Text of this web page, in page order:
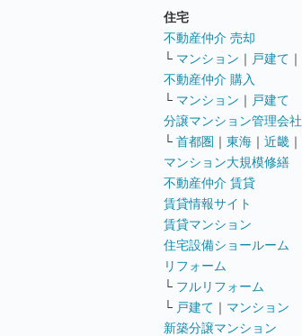
住宅
不動産仲介 売却
└ マンション ｜ 戸建て ｜
不動産仲介 購入
└ マンション ｜ 戸建て
分譲マンション管理会社
└ 首都圏 ｜ 東海 ｜ 近畿 ｜
マンション大規模修繕
不動産仲介 賃貸
賃貸情報サイト
賃貸マンション
住宅設備ショールーム
リフォーム
└ フルリフォーム
└ 戸建て ｜ マンション
新築分譲マンション